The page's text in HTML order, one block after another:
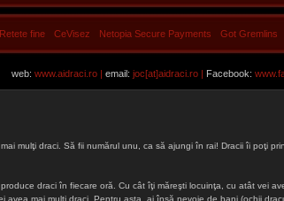
Retete fine CeVisez Netopia Secure Payments Got Gremlins
web: www.aidraci.ro | email: joc[at]aidraci.ro | Facebook:
mulţi draci. Să fii numărul unu, ca să ajungi în rai! Dracii îi poţi
draci în fiecare oră. Cu cât îţi măreşti locuinţa, cu atât vei
avea mai mulţi draci. Pentru asta, ai însă nevoie de bani (ochii